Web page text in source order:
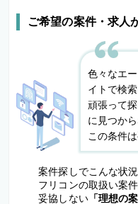
ご希望の案件・求人
色々なエ
イトで検索
頑張って
に見つから
この条件
案件探しでこんな状
フリコンの取扱い案
妥協しない「理想の案